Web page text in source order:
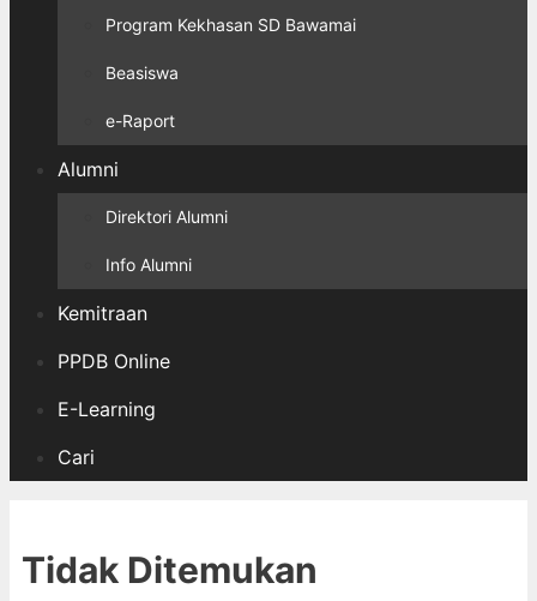
Program Kekhasan SD Bawamai
Beasiswa
e-Raport
Alumni
Direktori Alumni
Info Alumni
Kemitraan
PPDB Online
E-Learning
Cari
Tidak Ditemukan